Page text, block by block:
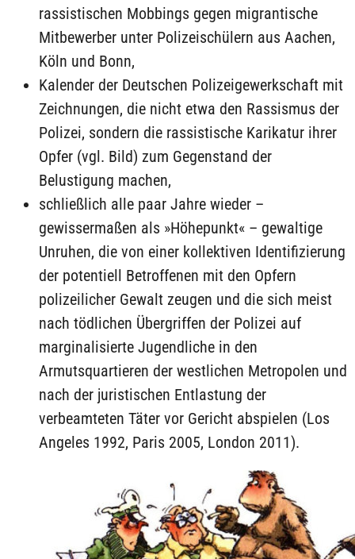
rassistischen Mobbings gegen migrantische
Mitbewerber unter Polizeischülern aus Aachen,
Köln und Bonn,
Kalender der Deutschen Polizeigewerkschaft mit
Zeichnungen, die nicht etwa den Rassismus der
Polizei, sondern die rassistische Karikatur ihrer
Opfer (vgl. Bild) zum Gegenstand der
Belustigung machen,
schließlich alle paar Jahre wieder –
gewissermaßen als »Höhepunkt« – gewaltige
Unruhen, die von einer kollektiven Identifizierung
der potentiell Betroffenen mit den Opfern
polizeilicher Gewalt zeugen und die sich meist
nach tödlichen Übergriffen der Polizei auf
marginalisierte Jugendliche in den
Armutsquartieren der westlichen Metropolen und
nach der juristischen Entlastung der
verbeamteten Täter vor Gericht abspielen (Los
Angeles 1992, Paris 2005, London 2011).